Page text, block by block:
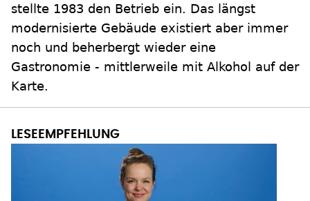
stellte 1983 den Betrieb ein. Das längst
modernisierte Gebäude existiert aber immer
noch und beherbergt wieder eine
Gastronomie - mittlerweile mit Alkohol auf der
Karte.